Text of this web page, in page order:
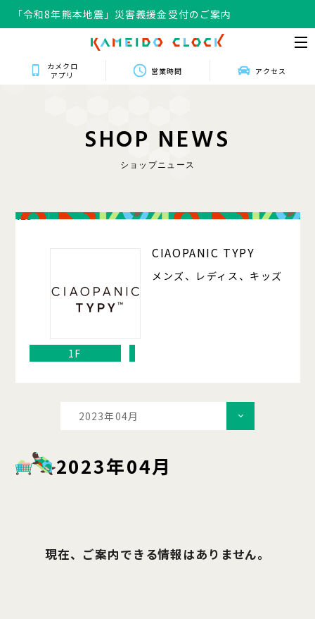
「令和8年熊本地震」災害義援金受付のご案内
カメクロ
アプリ
営業時間 アクセス
SHOP NEWS
ショップニュース
125
CIAOPANIC TYPY
メンズ、レディス、キッズ
1F
2023年04月
2023年04月
現在、ご案内できる情報はありません。